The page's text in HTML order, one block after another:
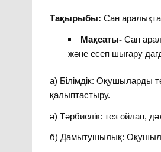
Тақырыбы: Сан
Мақсаты-Сан
және есеп шығару
а) Білімдік: Оқушыларды
қалыптастыру.
ә) Тәрбиелік: тез ойлап,
б) Дамытушылық: